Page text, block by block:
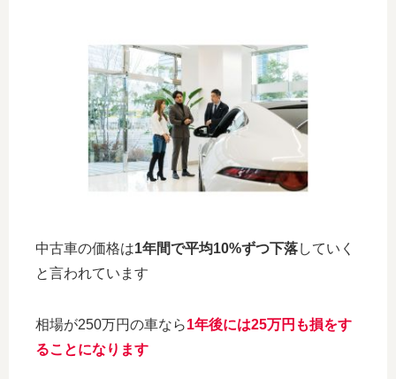
中古車の価格は1年間で平均10%ずつ下落していく
と言われています
相場が250万円の車なら1年後には25万円も損をす
ることになります